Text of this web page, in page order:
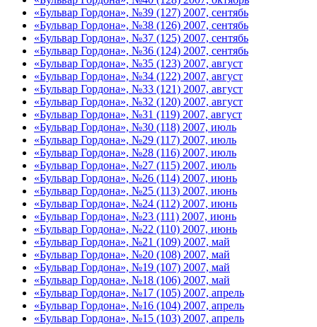
«Бульвар Гордона», №39 (127) 2007, сентябь
«Бульвар Гордона», №38 (126) 2007, сентябь
«Бульвар Гордона», №37 (125) 2007, сентябь
«Бульвар Гордона», №36 (124) 2007, сентябь
«Бульвар Гордона», №35 (123) 2007, август
«Бульвар Гордона», №34 (122) 2007, август
«Бульвар Гордона», №33 (121) 2007, август
«Бульвар Гордона», №32 (120) 2007, август
«Бульвар Гордона», №31 (119) 2007, август
«Бульвар Гордона», №30 (118) 2007, июль
«Бульвар Гордона», №29 (117) 2007, июль
«Бульвар Гордона», №28 (116) 2007, июль
«Бульвар Гордона», №27 (115) 2007, июль
«Бульвар Гордона», №26 (114) 2007, июнь
«Бульвар Гордона», №25 (113) 2007, июнь
«Бульвар Гордона», №24 (112) 2007, июнь
«Бульвар Гордона», №23 (111) 2007, июнь
«Бульвар Гордона», №22 (110) 2007, июнь
«Бульвар Гордона», №21 (109) 2007, май
«Бульвар Гордона», №20 (108) 2007, май
«Бульвар Гордона», №19 (107) 2007, май
«Бульвар Гордона», №18 (106) 2007, май
«Бульвар Гордона», №17 (105) 2007, апрель
«Бульвар Гордона», №16 (104) 2007, апрель
«Бульвар Гордона», №15 (103) 2007, апрель